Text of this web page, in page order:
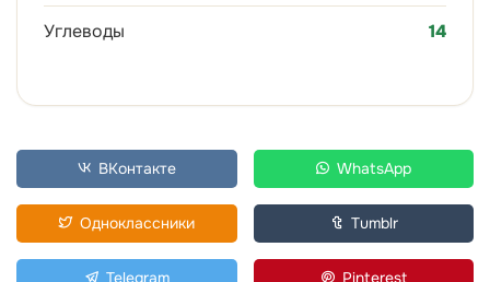
Углеводы 14
ВКонтакте WhatsApp
Одноклассники Tumblr
Telegram Pinterest